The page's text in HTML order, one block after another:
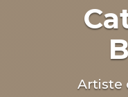
Artiste